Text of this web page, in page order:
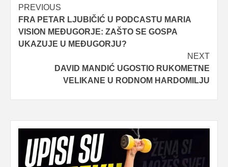
Post
navigation
PREVIOUS
FRA PETAR LJUBIČIĆ U PODCASTU MARIA
VISION MEĐUGORJE: ZAŠTO SE GOSPA
UKAZUJE U MEĐUGORJU?
NEXT
DAVID MANDIĆ UGOSTIO RUKOMETNE
VELIKANE U RODNOM HARDOMILJU